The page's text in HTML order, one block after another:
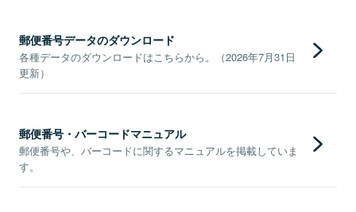
郵便番号データのダウンロード
各種データのダウンロードはこちらから。（2026年7月31日
更新）
郵便番号・バーコードマニュアル
郵便番号や、バーコードに関するマニュアルを掲載していま
す。